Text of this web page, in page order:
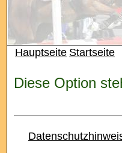
Hauptseite Startseite
Diese Option